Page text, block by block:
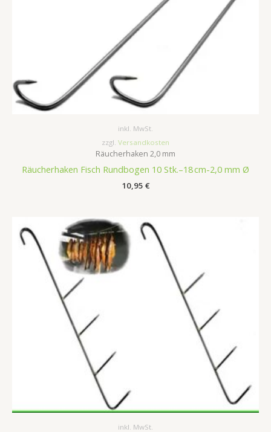
inkl. MwSt.
zzgl. Versandkosten
Räucherhaken 2,0 mm
Räucherhaken Fisch Rundbogen 10 Stk.–18 cm-2,0 mm Ø
10,95 €
inkl. MwSt.